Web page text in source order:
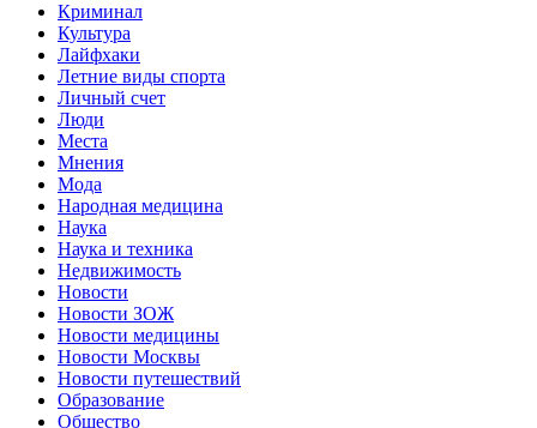
Криминал
Культура
Лайфхаки
Летние виды спорта
Личный счет
Люди
Места
Мнения
Мода
Народная медицина
Наука
Наука и техника
Недвижимость
Новости
Новости ЗОЖ
Новости медицины
Новости Москвы
Новости путешествий
Образование
Общество